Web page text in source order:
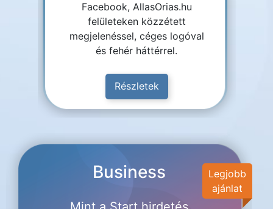
Facebook, AllasOrias.hu
felületeken közzétett
megjelenéssel, céges logóval
és fehér háttérrel.
Részletek
Legjobb
ajánlat
Business